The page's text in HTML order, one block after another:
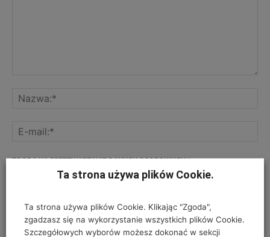
ZGODA NA PRZETWARZANIE DANYCH OSOBOWYCH*
spamu. Pola, których wypełnienie jest wymagane, są oznaczone
symbolem*.
Ta strona używa plików Cookie.
Ta strona używa plików Cookie. Klikając "Zgoda",
zgadzasz się na wykorzystanie wszystkich plików Cookie.
Szczegółowych wyborów możesz dokonać w sekcji